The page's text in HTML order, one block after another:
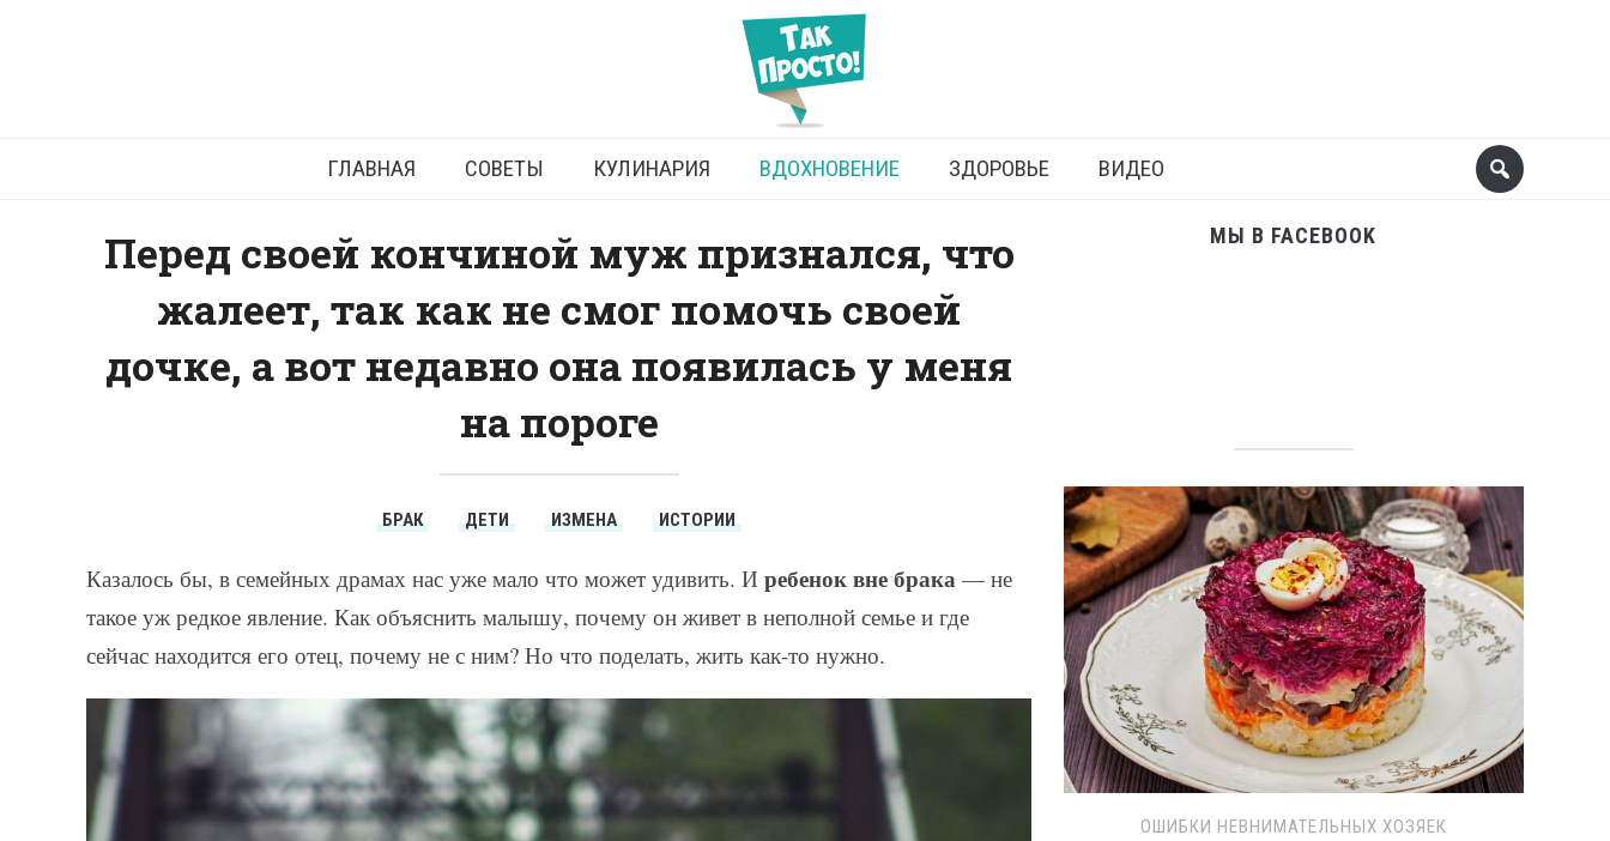
Ребенок вне брака, или История
длиною в жизнь
ГЛАВНАЯ СОВЕТЫ КУЛИНАРИЯ ВДОХНОВЕНИЕ ЗДОРОВЬЕ ВИДЕО
Перед своей кончиной муж признался, что
жалеет, так как не смог помочь своей
дочке, а вот недавно она появилась у меня
на пороге
БРАК ДЕТИ ИЗМЕНА ИСТОРИИ
Казалось бы, в семейных драмах нас уже мало что может удивить. И ребенок вне брака — не
такое уж редкое явление. Как объяснить малышу, почему он живет в неполной семье и где
сейчас находится его отец, почему не с ним? Но что поделать, жить как-то нужно.
МЫ В FACEBOOK
ОШИБКИ НЕВНИМАТЕЛЬНЫХ ХОЗЯЕК